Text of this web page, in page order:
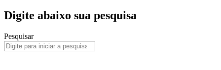
Digite abaixo sua pesquisa
Pesquisar